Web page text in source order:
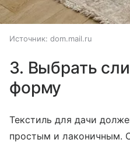
Источник: dom.mail.ru
3. Выбрать
форму
Текстиль для дачи
простым и лаконичным.